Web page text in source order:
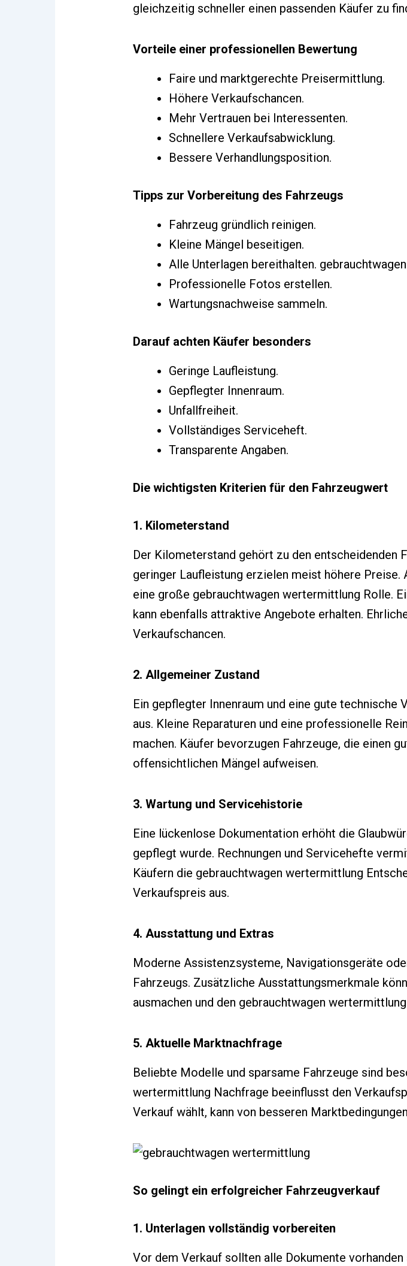
gleichzeitig schneller einen passenden Käufer zu
Vorteile einer professionellen Bewertung
Faire und marktgerechte Preisermittlung.
Höhere Verkaufschancen.
Mehr Vertrauen bei Interessenten.
Schnellere Verkaufsabwicklung.
Bessere Verhandlungsposition.
Tipps zur Vorbereitung des Fahrzeugs
Fahrzeug gründlich reinigen.
Kleine Mängel beseitigen.
Alle Unterlagen bereithalten.
Professionelle Fotos erstellen.
Wartungsnachweise sammeln.
Darauf achten Käufer besonders
Geringe Laufleistung.
Gepflegter Innenraum.
Unfallfreiheit.
Vollständiges Serviceheft.
Transparente Angaben.
Die wichtigsten Kriterien für den Fahrzeugwert
1. Kilometerstand
Der Kilometerstand gehört zu den entscheidenden
geringer Laufleistung erzielen meist höhere
eine große gebrauchtwagen wertermittlung Rolle.
kann ebenfalls attraktive Angebote erhalten.
Verkaufschancen.
2. Allgemeiner Zustand
Ein gepflegter Innenraum und eine gute technische
aus. Kleine Reparaturen und eine professionelle
machen. Käufer bevorzugen Fahrzeuge, die einen
offensichtlichen Mängel aufweisen.
3. Wartung und Servicehistorie
Eine lückenlose Dokumentation erhöht die
gepflegt wurde. Rechnungen und Servicehefte
Käufern die gebrauchtwagen wertermittlung
Verkaufspreis aus.
4. Ausstattung und Extras
Moderne Assistenzsysteme, Navigationsgeräte
Fahrzeugs. Zusätzliche Ausstattungsmerkmale
ausmachen und den gebrauchtwagen
5. Aktuelle Marktnachfrage
Beliebte Modelle und sparsame Fahrzeuge sind
wertermittlung Nachfrage beeinflusst den
Verkauf wählt, kann von besseren
So gelingt ein erfolgreicher Fahrzeugverkauf
1. Unterlagen vollständig vorbereiten
Vor dem Verkauf sollten alle Dokumente